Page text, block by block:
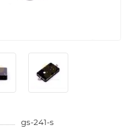
gs-241-s